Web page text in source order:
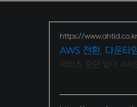
https://
AWS 전환, 다운타
서비스 중단 없이